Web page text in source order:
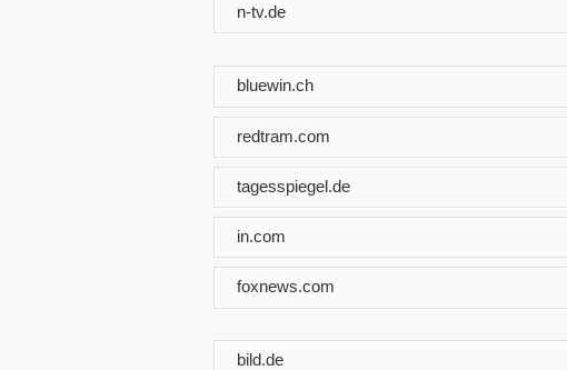
n-tv.de
bluewin.ch
redtram.com
tagesspiegel.de
in.com
foxnews.com
bild.de